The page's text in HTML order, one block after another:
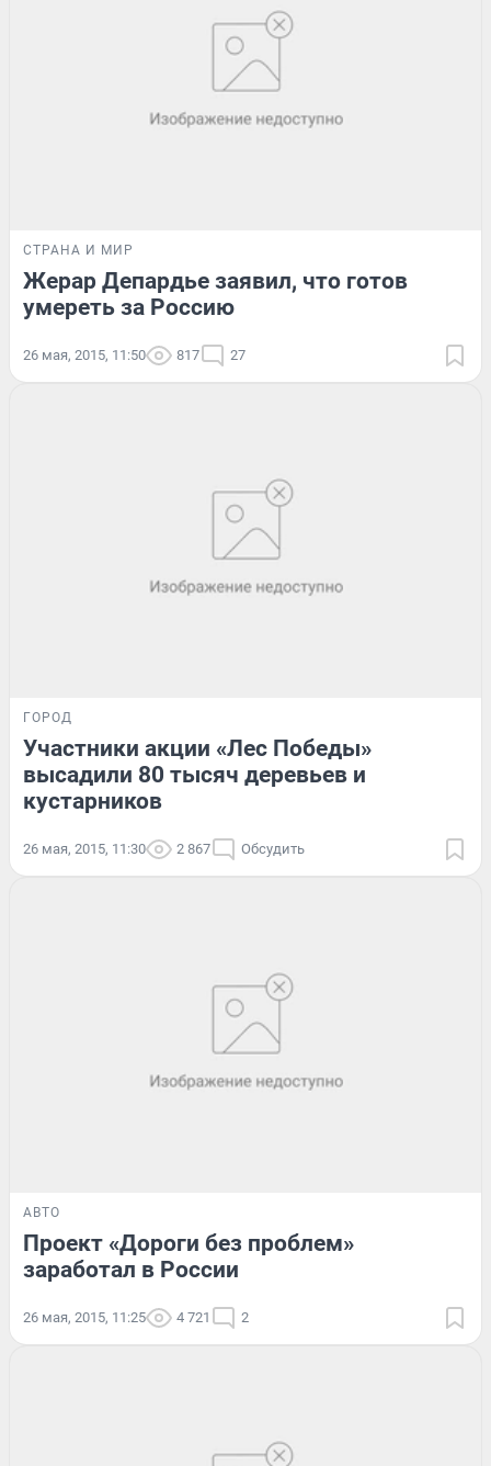
СТРАНА И МИР
Жерар Депардье заявил, что готов
умереть за Россию
26 мая, 2015, 11:50 817 27
ГОРОД
Участники акции «Лес Победы»
высадили 80 тысяч деревьев и
кустарников
26 мая, 2015, 11:30 2 867 Обсудить
АВТО
Проект «Дороги без проблем»
заработал в России
26 мая, 2015, 11:25 4 721 2